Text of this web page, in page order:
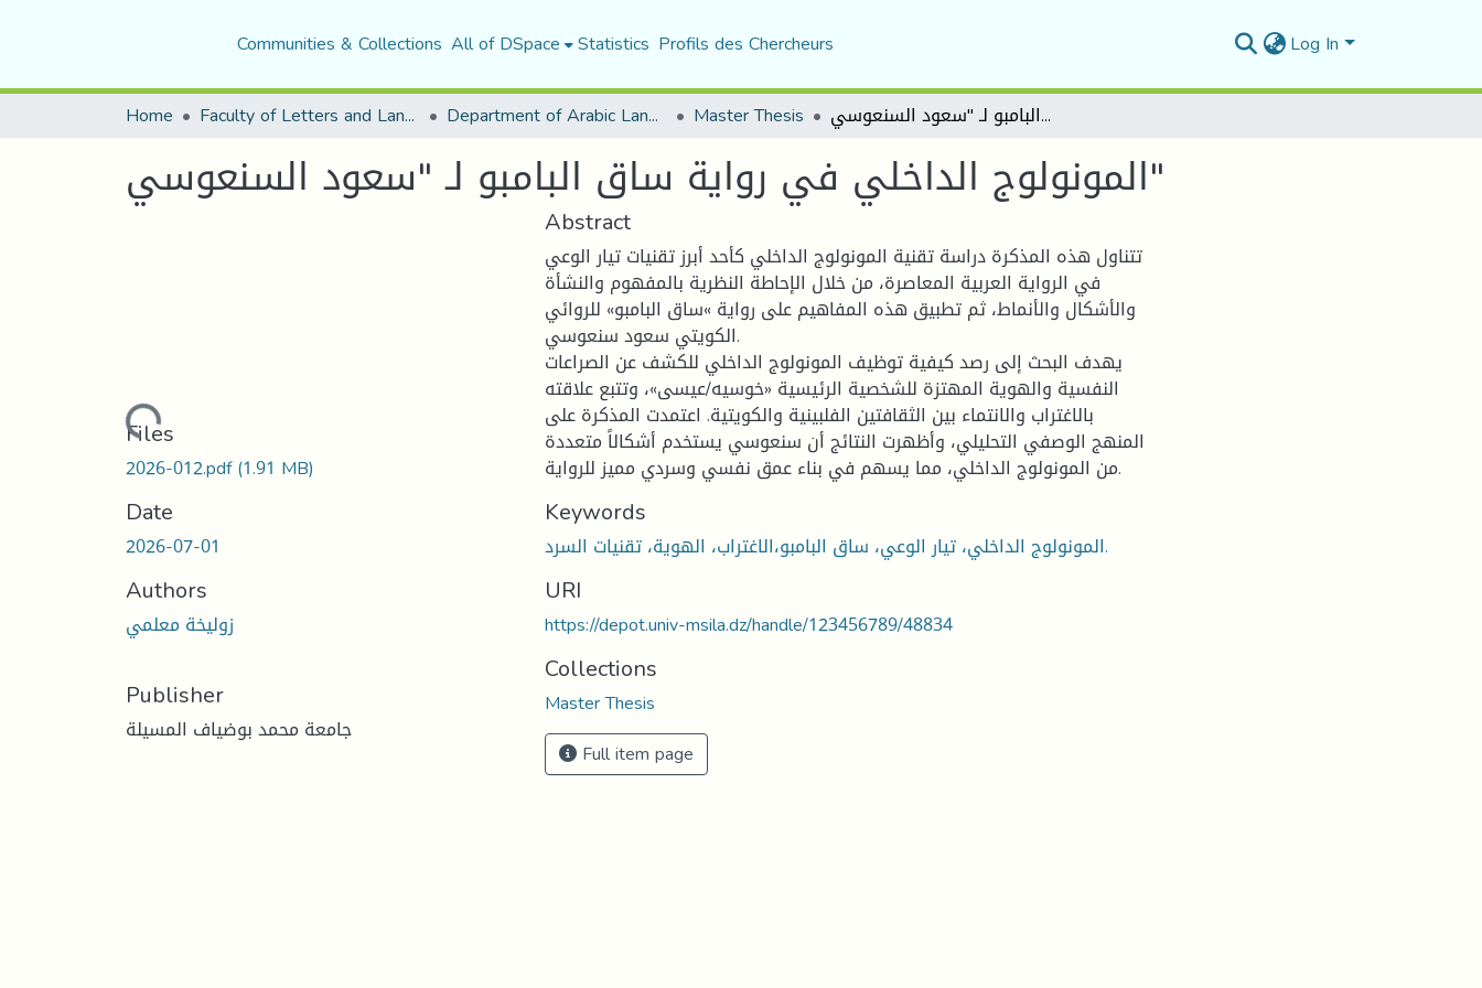
Communities & Collections All of DSpace Statistics Profils des Chercheurs Log In
Home Faculty of Letters and Languages Department of Arabic Language and Literature Master Thesis المونولوج الداخلي في رواية ساق البامبو لـ "سعود السنعوسي"
المونولوج الداخلي في رواية ساق البامبو لـ "سعود السنعوسي"
Loading...
Files
2026-012.pdf(1.91 MB)
Date
2026-07-01
Authors
زوليخة معلمي
Publisher
جامعة محمد بوضياف المسيلة
Abstract
تتناول هذه المذكرة دراسة تقنية المونولوج الداخلي كأحد أبرز تقنيات تيار الوعي
في الرواية العربية المعاصرة، من خلال الإحاطة النظرية بالمفهوم والنشأة
والأشكال والأنماط، ثم تطبيق هذه المفاهيم على رواية »ساق البامبو» للروائي
الكويتي سعود سنعوسي.
يهدف البحث إلى رصد كيفية توظيف المونولوج الداخلي للكشف عن الصراعات
النفسية والهوية المهتزة للشخصية الرئيسية «خوسيه/عيسى»، وتتبع علاقته
بالاغتراب والانتماء بين الثقافتين الفلبينية والكويتية. اعتمدت المذكرة على
المنهج الوصفي التحليلي، وأظهرت النتائج أن سنعوسي يستخدم أشكالاً متعددة
من المونولوج الداخلي، مما يسهم في بناء عمق نفسي وسردي مميز للرواية.
Keywords
المونولوج الداخلي، تيار الوعي، ساق البامبو،الاغتراب، الهوية، تقنيات السرد.
URI
https://depot.univ-msila.dz/handle/123456789/48834
Collections
Master Thesis
Full item page